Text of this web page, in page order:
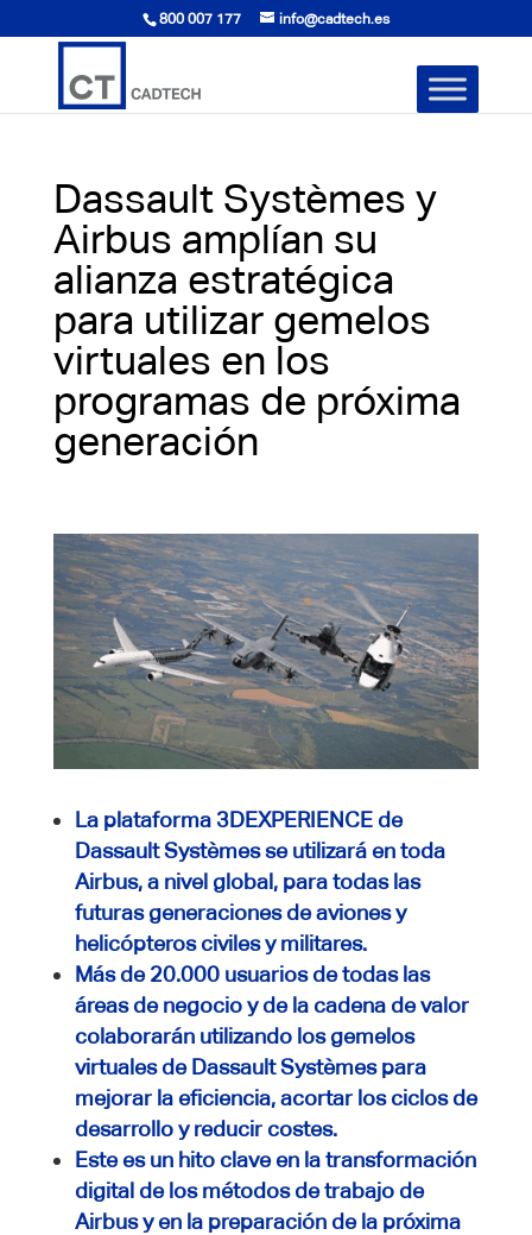
800 007 177 info@cadtech.es
Dassault Systèmes y
Airbus amplían su
alianza estratégica
para utilizar gemelos
virtuales en los
programas de próxima
generación
La plataforma 3DEXPERIENCE de
Dassault Systèmes se utilizará en toda
Airbus, a nivel global, para todas las
futuras generaciones de aviones y
helicópteros civiles y militares.
Más de 20.000 usuarios de todas las
áreas de negocio y de la cadena de valor
colaborarán utilizando los gemelos
virtuales de Dassault Systèmes para
mejorar la eficiencia, acortar los ciclos de
desarrollo y reducir costes.
Este es un hito clave en la transformación
digital de los métodos de trabajo de
Airbus y en la preparación de la próxima